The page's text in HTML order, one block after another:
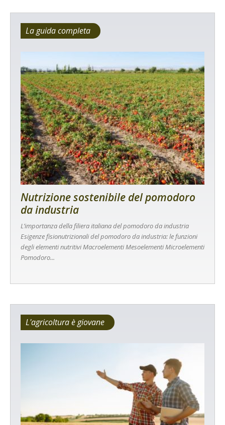
La guida completa
Nutrizione sostenibile del pomodoro
da industria
L’importanza della filiera italiana del pomodoro da industria
Esigenze fisionutrizionali del pomodoro da industria: le funzioni
degli elementi nutritivi Macroelementi Mesoelementi Microelementi
Pomodoro...
L'agricoltura è giovane